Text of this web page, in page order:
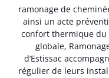
ramonage de
ainsi un acte
confort thermique du
globale,
d’Estissac
régulier de leurs